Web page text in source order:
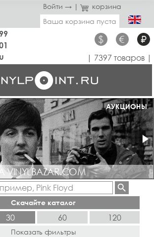
Войти → |
корзина
Ваша корзина пуста
$ € ₽
| 7397 товаров |
МАГАЗИН ОТКРЫТ
АУКЦИОНЫ
Скачайте каталог
30 60 120
Показать фильтры